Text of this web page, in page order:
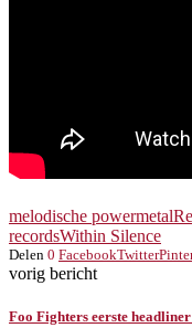
melodische powermetal
recordsWithin Silence
Delen 0 FacebookTwitter
vorig bericht
Foo Fighters eerste